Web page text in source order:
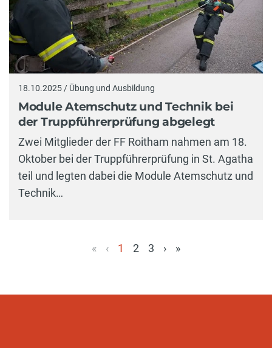
18.10.2025 / Übung und Ausbildung
Module Atemschutz und Technik bei
der Truppführerprüfung abgelegt
Zwei Mitglieder der FF Roitham nahmen am 18.
Oktober bei der Truppführerprüfung in St. Agatha
teil und legten dabei die Module Atemschutz und
Technik…
« ‹
1
2 3 › »